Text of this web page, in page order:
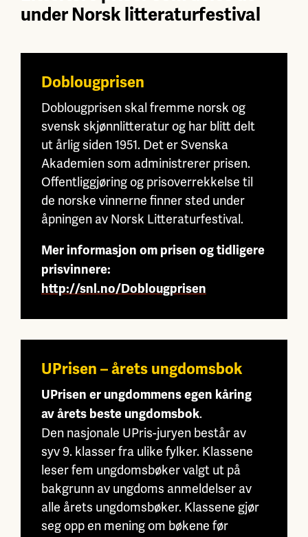
under Norsk litteraturfestival
Doblougprisen
Doblougprisen skal fremme norsk og
svensk skjønnlitteratur og har blitt delt
ut årlig siden 1951. Det er Svenska
Akademien som administrerer prisen.
Offentliggjøring og prisoverrekkelse til
de norske vinnerne finner sted under
åpningen av Norsk Litteraturfestival.
Mer informasjon om prisen og tidligere
prisvinnere:
http://snl.no/Doblougprisen
UPrisen – årets ungdomsbok
UPrisen er ungdommens egen kåring
av årets beste ungdomsbok.
Den nasjonale UPris-juryen består av
syv 9. klasser fra ulike fylker. Klassene
leser fem ungdomsbøker valgt ut på
bakgrunn av ungdoms anmeldelser av
alle årets ungdomsbøker. Klassene gjør
seg opp en mening om bøkene før